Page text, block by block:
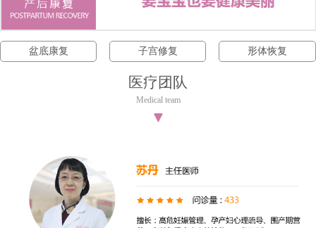
盆底康复 子宫修复 形体恢复
医疗团队
Medical team
▼